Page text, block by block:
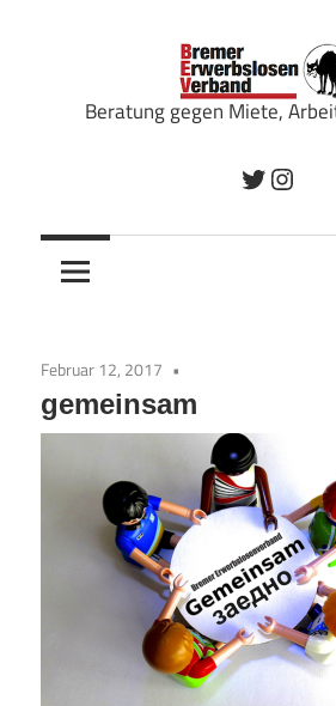
Bremer
Beratung gegen Miete,
Twitter
Februar 12, 2017
gemeinsam